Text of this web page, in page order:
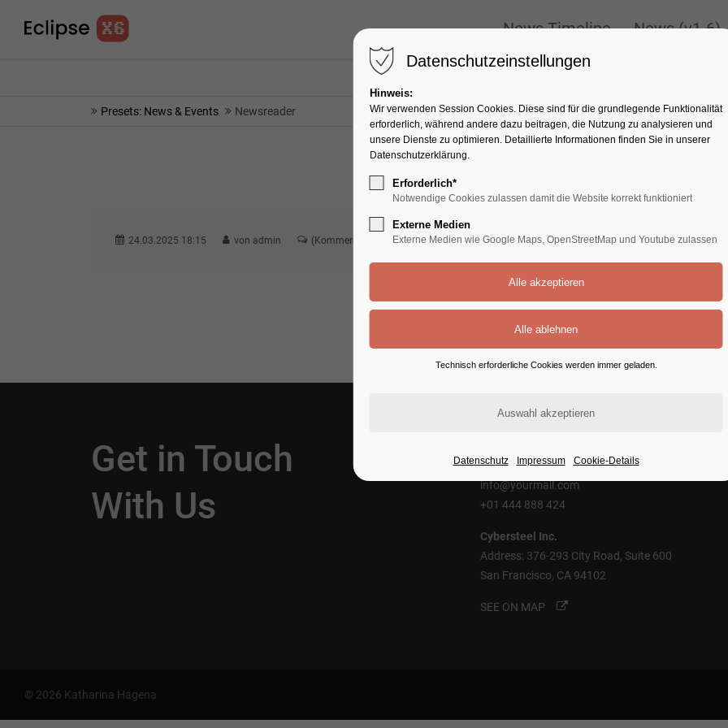
info@yourmail.com
News Timeline News (v1-6)
Presets: News & Events Newsreader
24.03.2025 18:15 von admin (Kommentare: 0)
Get in Touch
With Us
info@yourmail.com
+01 444 888 424
Cybersteel Inc.
Address: 376-293 City Road, Suite 600
San Francisco, CA 94102
SEE ON MAP
© 2026 Katharina Hagena
Datenschutzeinstellungen
Hinweis:
Wir verwenden Session Cookies. Diese sind für die grundlegende Funktionalität
erforderlich, während andere dazu beitragen, die Nutzung zu analysieren und
unsere Dienste zu optimieren. Detaillierte Informationen finden Sie in unserer
Datenschutzerklärung.
Erforderlich*
Notwendige Cookies zulassen damit die Website korrekt funktioniert
Externe Medien
Externe Medien wie Google Maps, OpenStreetMap und Youtube zulassen
Technisch erforderliche Cookies werden immer geladen.
Datenschutz Impressum Cookie-Details
News Timeline News (v1-6)